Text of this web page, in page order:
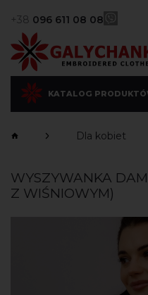
+38 096 611 08 08
KATALOG
Dla kobiet
WYSZYWANKA
Z WIŚNIOWYM)